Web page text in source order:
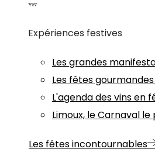
Expériences festives
Les grandes
Les fêtes
L'agenda des vins en
Limoux, le Carnaval
Les fêtes incontournables